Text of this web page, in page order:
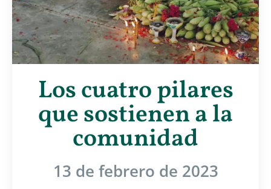
Los cuatro pilares
que sostienen a la
comunidad
13 de febrero de 2023